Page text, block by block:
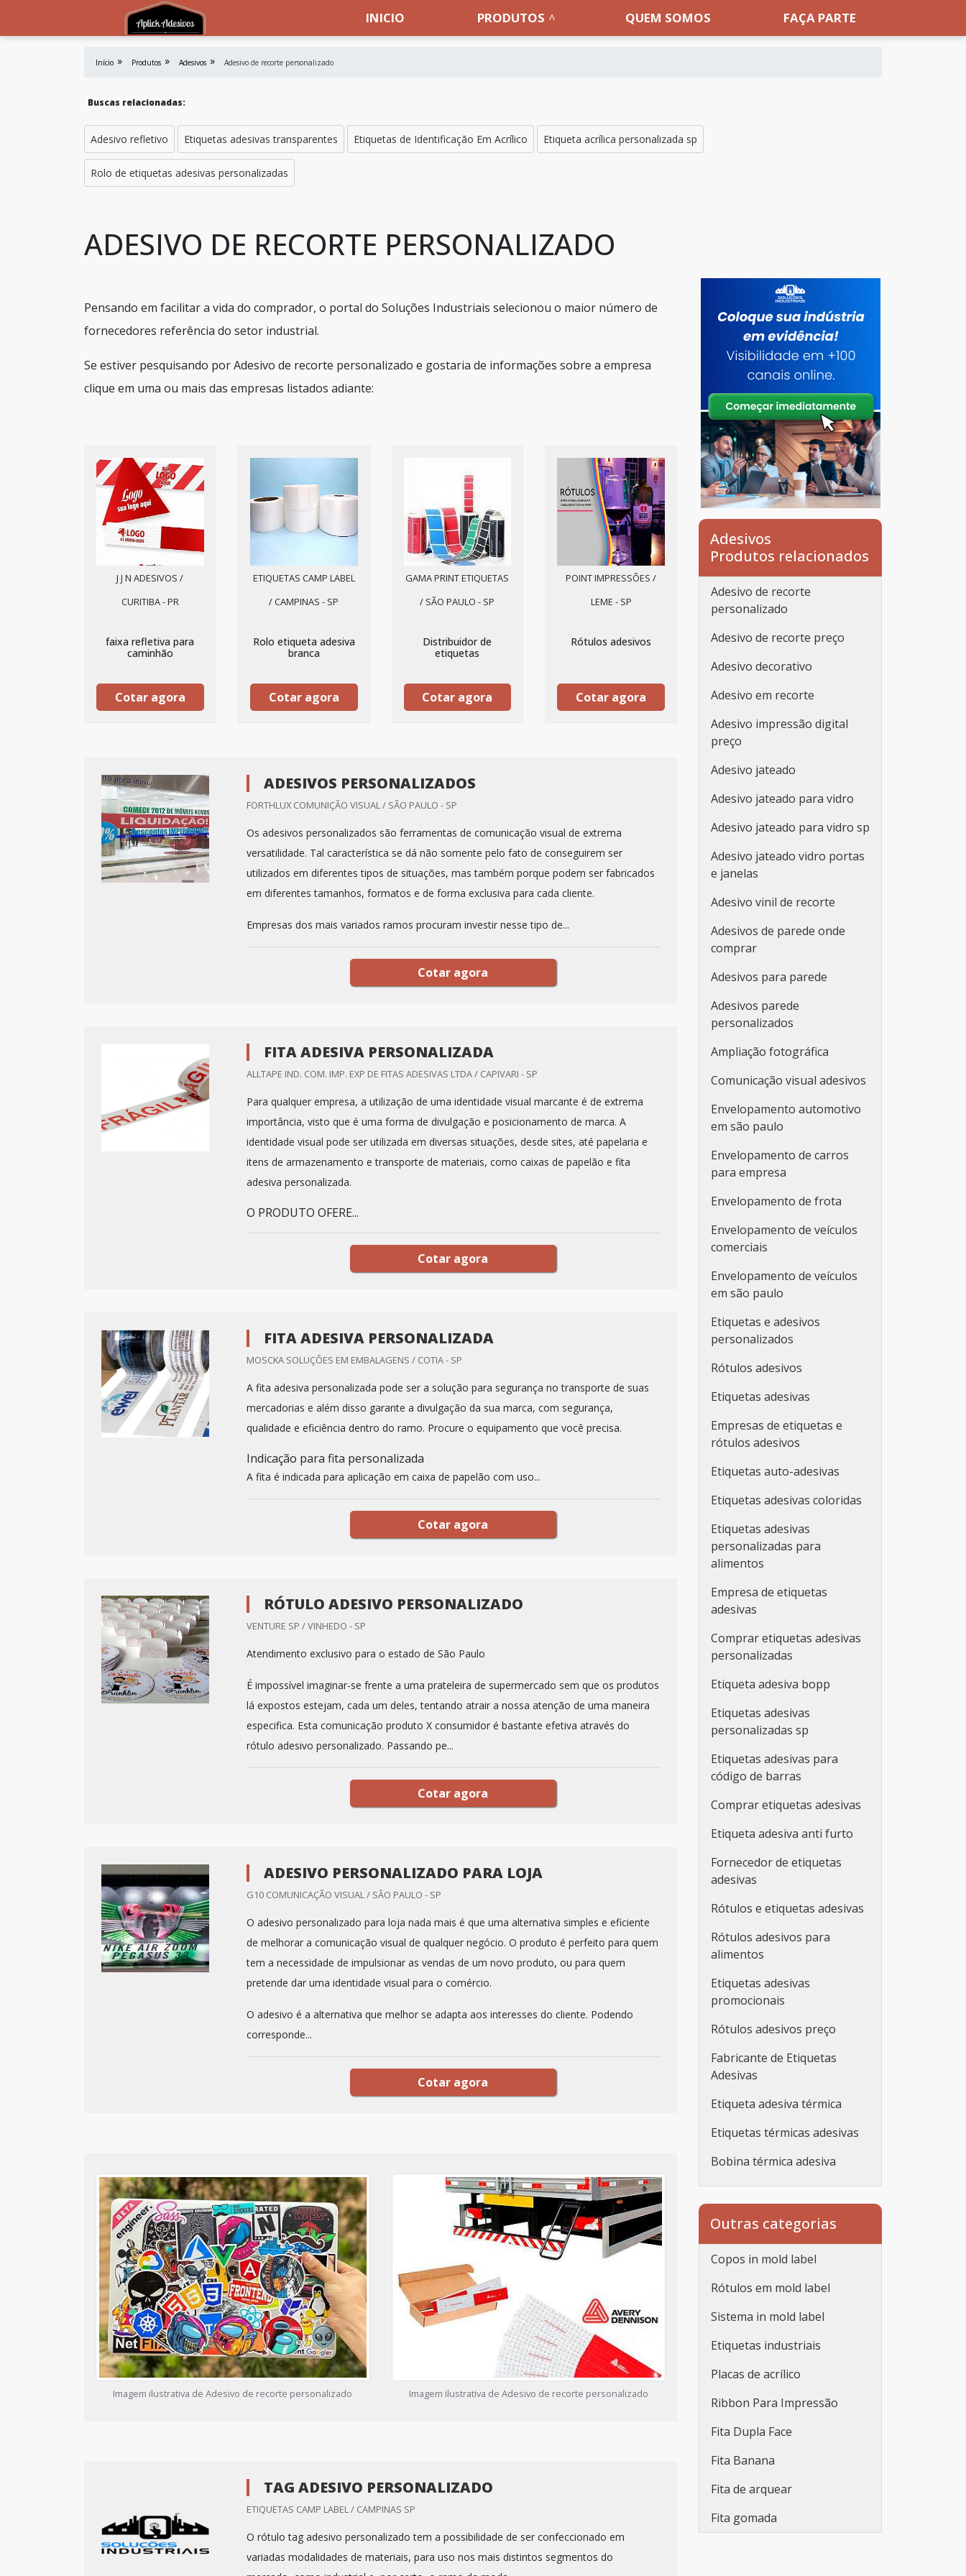
INICIO PRODUTOS QUEM SOMOS FAÇA PARTE
Início Produtos Adesivos Adesivo de recorte personalizado
Buscas relacionadas:
Adesivo refletivo Etiquetas adesivas transparentes Etiquetas de Identificação Em Acrílico Etiqueta acrílica personalizada sp
Rolo de etiquetas adesivas personalizadas
ADESIVO DE RECORTE PERSONALIZADO
Pensando em facilitar a vida do comprador, o portal do Soluções Industriais selecionou o maior número de
fornecedores referência do setor industrial.
Se estiver pesquisando por Adesivo de recorte personalizado e gostaria de informações sobre a empresa
clique em uma ou mais das empresas listados adiante:
J J N ADESIVOS /
CURITIBA - PR
faixa refletiva para
caminhão
Cotar agora
ETIQUETAS CAMP LABEL
/ CAMPINAS - SP
Rolo etiqueta adesiva
branca
Cotar agora
GAMA PRINT ETIQUETAS
/ SÃO PAULO - SP
Distribuidor de
etiquetas
Cotar agora
POINT IMPRESSÕES /
LEME - SP
Rótulos adesivos
Cotar agora
ADESIVOS PERSONALIZADOS
FORTHLUX COMUNIÇÃO VISUAL / SÃO PAULO - SP
Os adesivos personalizados são ferramentas de comunicação visual de extrema
versatilidade. Tal característica se dá não somente pelo fato de conseguirem ser
utilizados em diferentes tipos de situações, mas também porque podem ser fabricados
em diferentes tamanhos, formatos e de forma exclusiva para cada cliente.
Empresas dos mais variados ramos procuram investir nesse tipo de...
Cotar agora
FITA ADESIVA PERSONALIZADA
ALLTAPE IND. COM. IMP. EXP DE FITAS ADESIVAS LTDA / CAPIVARI - SP
Para qualquer empresa, a utilização de uma identidade visual marcante é de extrema
importância, visto que é uma forma de divulgação e posicionamento de marca. A
identidade visual pode ser utilizada em diversas situações, desde sites, até papelaria e
itens de armazenamento e transporte de materiais, como caixas de papelão e fita
adesiva personalizada.
O PRODUTO OFERE...
Cotar agora
FITA ADESIVA PERSONALIZADA
MOSCKA SOLUÇÕES EM EMBALAGENS / COTIA - SP
A fita adesiva personalizada pode ser a solução para segurança no transporte de suas
mercadorias e além disso garante a divulgação da sua marca, com segurança,
qualidade e eficiência dentro do ramo. Procure o equipamento que você precisa.
Indicação para fita personalizada
A fita é indicada para aplicação em caixa de papelão com uso...
Cotar agora
RÓTULO ADESIVO PERSONALIZADO
VENTURE SP / VINHEDO - SP
Atendimento exclusivo para o estado de São Paulo
É impossível imaginar-se frente a uma prateleira de supermercado sem que os produtos
lá expostos estejam, cada um deles, tentando atrair a nossa atenção de uma maneira
especifica. Esta comunicação produto X consumidor é bastante efetiva através do
rótulo adesivo personalizado. Passando pe...
Cotar agora
ADESIVO PERSONALIZADO PARA LOJA
G10 COMUNICAÇÃO VISUAL / SÃO PAULO - SP
O adesivo personalizado para loja nada mais é que uma alternativa simples e eficiente
de melhorar a comunicação visual de qualquer negócio. O produto é perfeito para quem
tem a necessidade de impulsionar as vendas de um novo produto, ou para quem
pretende dar uma identidade visual para o comércio.
O adesivo é a alternativa que melhor se adapta aos interesses do cliente. Podendo
corresponde...
Cotar agora
Imagem ilustrativa de Adesivo de recorte personalizado Imagem ilustrativa de Adesivo de recorte personalizado
TAG ADESIVO PERSONALIZADO
ETIQUETAS CAMP LABEL / CAMPINAS SP
O rótulo tag adesivo personalizado tem a possibilidade de ser confeccionado em
variadas modalidades de materiais, para uso nos mais distintos segmentos do
Adesivos
Produtos relacionados
Adesivo de recorte
personalizado
Adesivo de recorte preço
Adesivo decorativo
Adesivo em recorte
Adesivo impressão digital
preço
Adesivo jateado
Adesivo jateado para vidro
Adesivo jateado para vidro sp
Adesivo jateado vidro portas
e janelas
Adesivo vinil de recorte
Adesivos de parede onde
comprar
Adesivos para parede
Adesivos parede
personalizados
Ampliação fotográfica
Comunicação visual adesivos
Envelopamento automotivo
em são paulo
Envelopamento de carros
para empresa
Envelopamento de frota
Envelopamento de veículos
comerciais
Envelopamento de veículos
em são paulo
Etiquetas e adesivos
personalizados
Rótulos adesivos
Etiquetas adesivas
Empresas de etiquetas e
rótulos adesivos
Etiquetas auto-adesivas
Etiquetas adesivas coloridas
Etiquetas adesivas
personalizadas para
alimentos
Empresa de etiquetas
adesivas
Comprar etiquetas adesivas
personalizadas
Etiqueta adesiva bopp
Etiquetas adesivas
personalizadas sp
Etiquetas adesivas para
código de barras
Comprar etiquetas adesivas
Etiqueta adesiva anti furto
Fornecedor de etiquetas
adesivas
Rótulos e etiquetas adesivas
Rótulos adesivos para
alimentos
Etiquetas adesivas
promocionais
Rótulos adesivos preço
Fabricante de Etiquetas
Adesivas
Etiqueta adesiva térmica
Etiquetas térmicas adesivas
Bobina térmica adesiva
Etiqueta adesiva
personalizada
Etiqueta adesiva
personalizada rolo
Adesivos personalizados
adesivas promocionais
Etiqueta adesiva redonda
personalizado
Etiqueta adesiva branca
Etiqueta adesiva branca a4
Lacre de segurança adesivo
Outras categorias
Copos in mold label
Rótulos em mold label
Sistema in mold label
Etiquetas industriais
Placas de acrílico
Ribbon Para Impressão
Fita Dupla Face
Fita Banana
Fita de arquear
Fita gomada